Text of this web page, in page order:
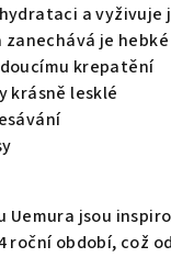
a vyživuje
zanechává je hebké
krepatění
krásně lesklé
Uemura jsou
roční období, což